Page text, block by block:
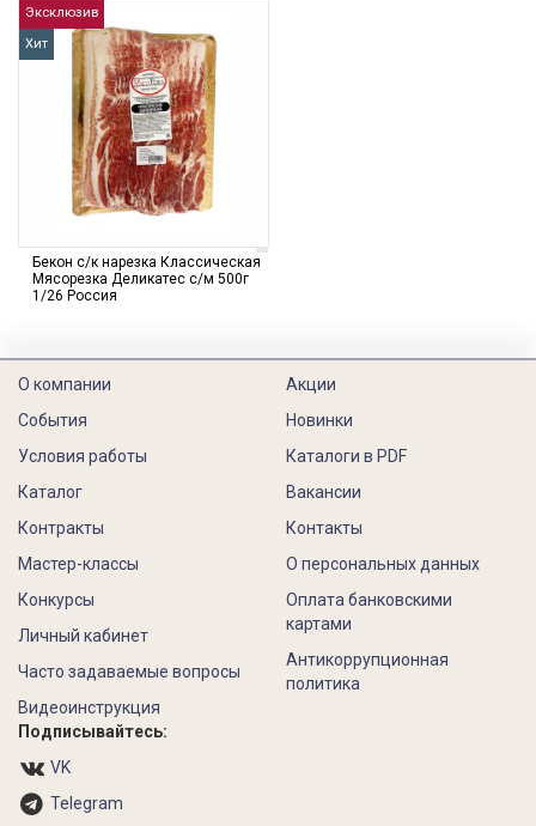
Эксклюзив
Хит
Бекон с/к нарезка Классическая
Мясорезка Деликатес с/м 500г
1/26 Россия
О компании
События
Условия работы
Каталог
Контракты
Акции
Новинки
Каталоги в PDF
Вакансии
Контакты
Мастер-классы
Конкурсы
Личный кабинет
Часто задаваемые вопросы
Видеоинструкция
О персональных данных
Оплата банковскими
картами
Антикоррупционная
политика
Подписывайтесь:
VK
Telegram